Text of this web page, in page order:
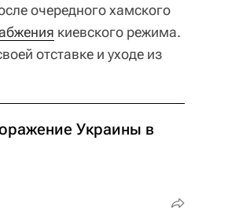
очередного хамского
киевского режима.
отставке и уходе из
Украины в